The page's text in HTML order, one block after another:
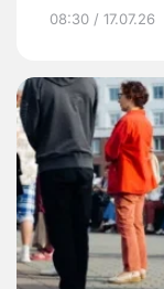
08:30 / 17.07.26